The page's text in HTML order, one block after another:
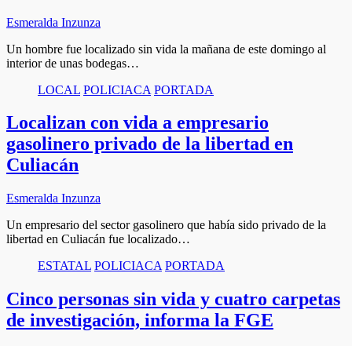
Esmeralda Inzunza
Un hombre fue localizado sin vida la mañana de este domingo al
interior de unas bodegas…
LOCAL POLICIACA PORTADA
Localizan con vida a empresario
gasolinero privado de la libertad en
Culiacán
Esmeralda Inzunza
Un empresario del sector gasolinero que había sido privado de la
libertad en Culiacán fue localizado…
ESTATAL POLICIACA PORTADA
Cinco personas sin vida y cuatro carpetas
de investigación, informa la FGE